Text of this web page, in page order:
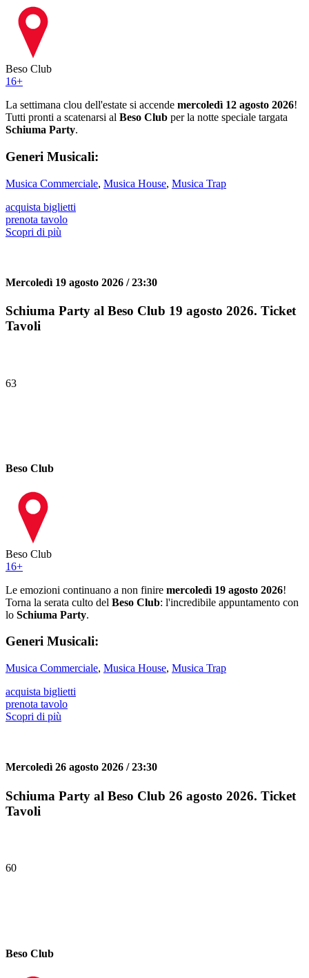
Beso Club
16+
La settimana clou dell'estate si accende mercoledì 12 agosto 2026!
Tutti pronti a scatenarsi al Beso Club per la notte speciale targata
Schiuma Party.
Generi Musicali:
Musica Commerciale, Musica House, Musica Trap
acquista biglietti
prenota tavolo
Scopri di più
Mercoledì 19 agosto 2026 / 23:30
Schiuma Party al Beso Club 19 agosto 2026. Ticket
Tavoli
63
Beso Club
Beso Club
16+
Le emozioni continuano a non finire mercoledì 19 agosto 2026!
Torna la serata culto del Beso Club: l'incredibile appuntamento con
lo Schiuma Party.
Generi Musicali:
Musica Commerciale, Musica House, Musica Trap
acquista biglietti
prenota tavolo
Scopri di più
Mercoledì 26 agosto 2026 / 23:30
Schiuma Party al Beso Club 26 agosto 2026. Ticket
Tavoli
60
Beso Club